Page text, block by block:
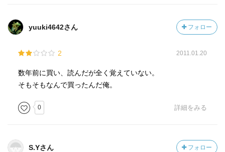
yuuki4642さん フォロー
2 2011.01.20
数年前に買い、読んだが全く覚えていない。
そもそもなんで買ったんだ俺。
0 詳細をみる
S.Yさん フォロー